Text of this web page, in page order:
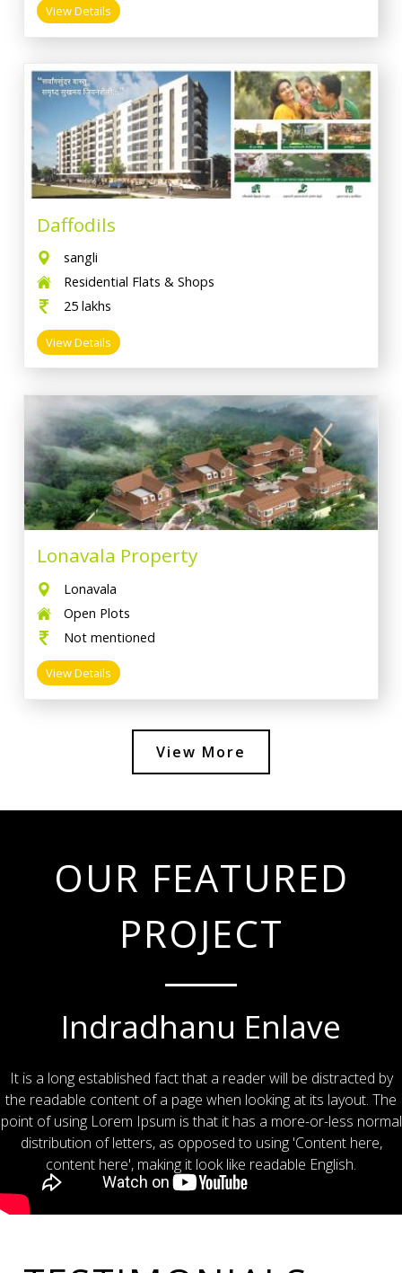
View Details
Daffodils
sangli
Residential Flats & Shops
25 lakhs
View Details
Lonavala Property
Lonavala
Open Plots
Not mentioned
View Details
View More
OUR FEATURED
PROJECT
Indradhanu Enlave
It is a long established fact that a reader will be distracted by
the readable content of a page when looking at its layout. The
point of using Lorem Ipsum is that it has a more-or-less normal
distribution of letters, as opposed to using 'Content here,
content here', making it look like readable English.